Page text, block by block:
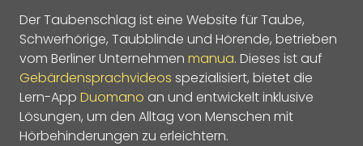
Der Taubenschlag ist eine Website für Taube,
Schwerhörige, Taubblinde und Hörende, betrieben
vom Berliner Unternehmen manua. Dieses ist auf
Gebärdensprachvideos spezialisiert, bietet die
Lern-App Duomano an und entwickelt inklusive
Lösungen, um den Alltag von Menschen mit
Hörbehinderungen zu erleichtern.